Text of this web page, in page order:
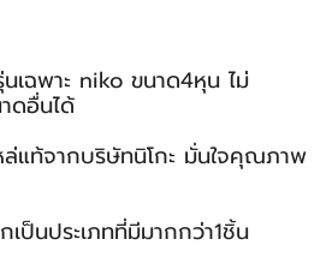
เฉพาะ niko ขนาด4หุน ไม่
ดอื่นได้
ล่แท้จากบริษัทนิโกะ มั่นใจคุณภาพ
เป็นประเภทที่มีมากกว่า1ชิ้น